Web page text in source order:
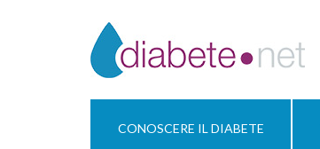
CONOSCERE IL DIABETE